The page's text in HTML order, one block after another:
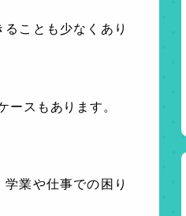
ことも少なくあり
ースもあります。
業や仕事での困り